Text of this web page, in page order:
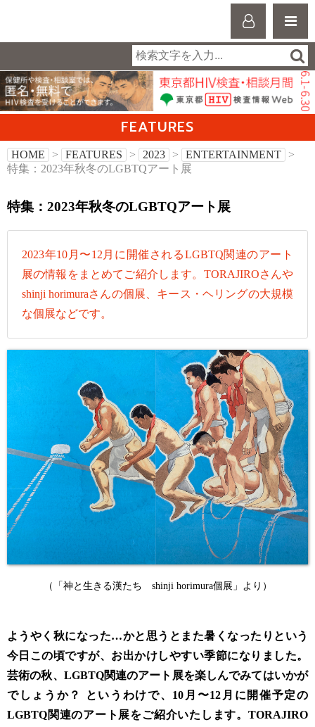
FEATURES
HOME > FEATURES > 2023 > ENTERTAINMENT
>
特集：2023年秋冬のLGBTQアート展
特集：2023年秋冬のLGBTQアート展
2023年10月〜12月に開催されるLGBTQ関連のアート
展の情報をまとめてご紹介します。TORAJIROさんや
shinji horimuraさんの個展、キース・ヘリングの大規模
な個展などです。
（「神と生きる漢たち shinji horimura個展」より）
ようやく秋になった…かと思うとまた暑くなったりという
今日この頃ですが、お出かけしやすい季節になりました。
芸術の秋、LGBTQ関連のアート展を楽しんでみてはいかが
でしょうか？ というわけで、10月〜12月に開催予定の
LGBTQ関連のアート展をご紹介いたします。TORAJIRO